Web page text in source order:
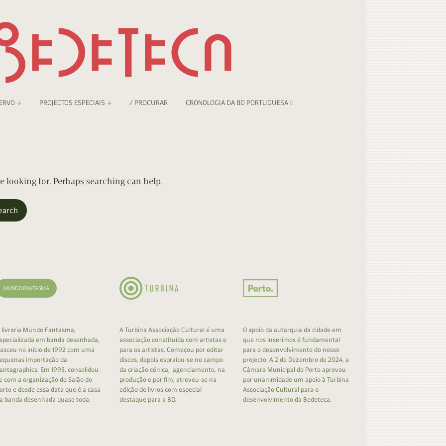
Digital
PROJECTOS ESPECIAIS / PROCURAR CRONOLOGIA DA BD PORTUGUESA
looking for. Perhaps searching can help.
livraria Mundo Fantasma,
em banda desenhada,
no início de 1992 com uma
importação da
Em 1993, consolidou-
com a organização do Salão do
e desde essa data que é a casa
banda desenhada quase toda.
A Turbina Associação Cultural é uma
associação constituída com artistas e
para os artistas. Começou por editar
discos, depois espraiou-se no campo
da criação cénica, agenciamento, na
produção e por fim, atreveu-se na
edição de livros com especial
destaque para a BD.
O apoio da autarquia da cidade em
que nos inserimos é fundamental
para o desenvolvimento do nosso
projecto: A 2 de Dezembro de 2024, a
Câmara Municipal do Porto aprovou
por unanimidade um apoio à Turbina
Associação Cultural para o
desenvolvimento da Bedeteca.